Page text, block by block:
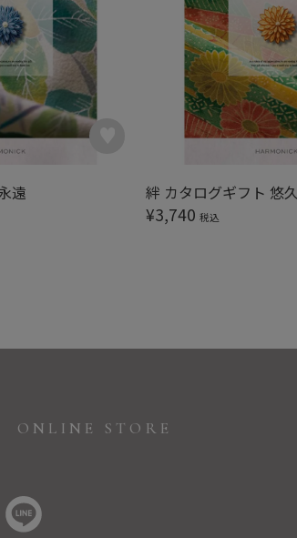
遠 絆 カタログギフト 悠久
¥3,740 税込
ONLINE STORE